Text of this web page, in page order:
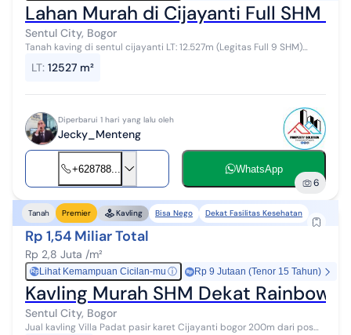
Lahan Murah di Cijayanti Full SHM
Sentul City, Bogor
Tanah kaving di sentul cijayanti LT: 12.527m (Legitas Full 9 SHM)
LT: 12527 m²
Diperbarui 1 hari yang lalu oleh
Jecky_Menteng
+628788... WhatsApp
6
Tanah Premier Kavling Bisa Nego Dekat Fasilitas Kesehatan
Rp 1,54 Miliar Total
Rp 2,8 Juta /m²
Rp Lihat Kemampuan Cicilan-mu ⓘ Rp 9 Jutaan (Tenor 15 Tahun)
Kavling Murah SHM Dekat Rainbow
Sentul City, Bogor
Jual kavling Villa Padat pasir karet Cijayanti bogor 200m dari pos